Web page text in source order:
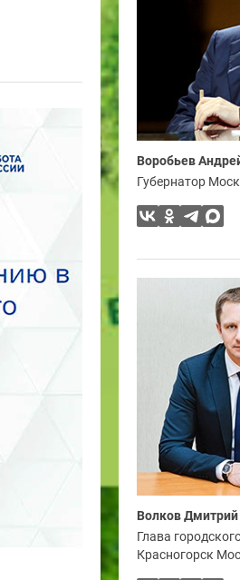
Воробьев
Губернатор
Волков
Глава
Красногорск